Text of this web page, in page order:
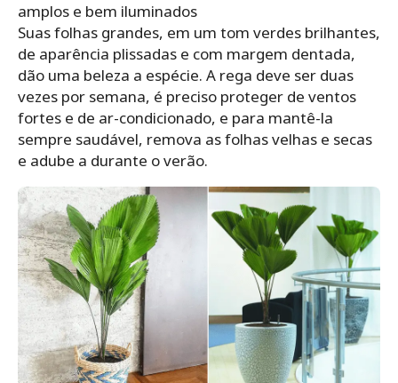
amplos e bem iluminados
Suas folhas grandes, em um tom verdes brilhantes,
de aparência plissadas e com margem dentada,
dão uma beleza a espécie. A rega deve ser duas
vezes por semana, é preciso proteger de ventos
fortes e de ar-condicionado, e para mantê-la
sempre saudável, remova as folhas velhas e secas
e adube a durante o verão.